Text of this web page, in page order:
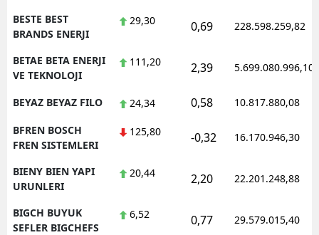
BESTE BEST
BRANDS ENERJI
29,30 0,69 228.598.259,82
BETAE BETA ENERJI
VE TEKNOLOJI
111,20 2,39 5.699.080.996,10
BEYAZ BEYAZ FILO 24,34 0,58 10.817.880,08
BFREN BOSCH
FREN SISTEMLERI
125,80 -0,32 16.170.946,30
BIENY BIEN YAPI
URUNLERI
20,44 2,20 22.201.248,88
BIGCH BUYUK
SEFLER BIGCHEFS
6,52 0,77 29.579.015,40